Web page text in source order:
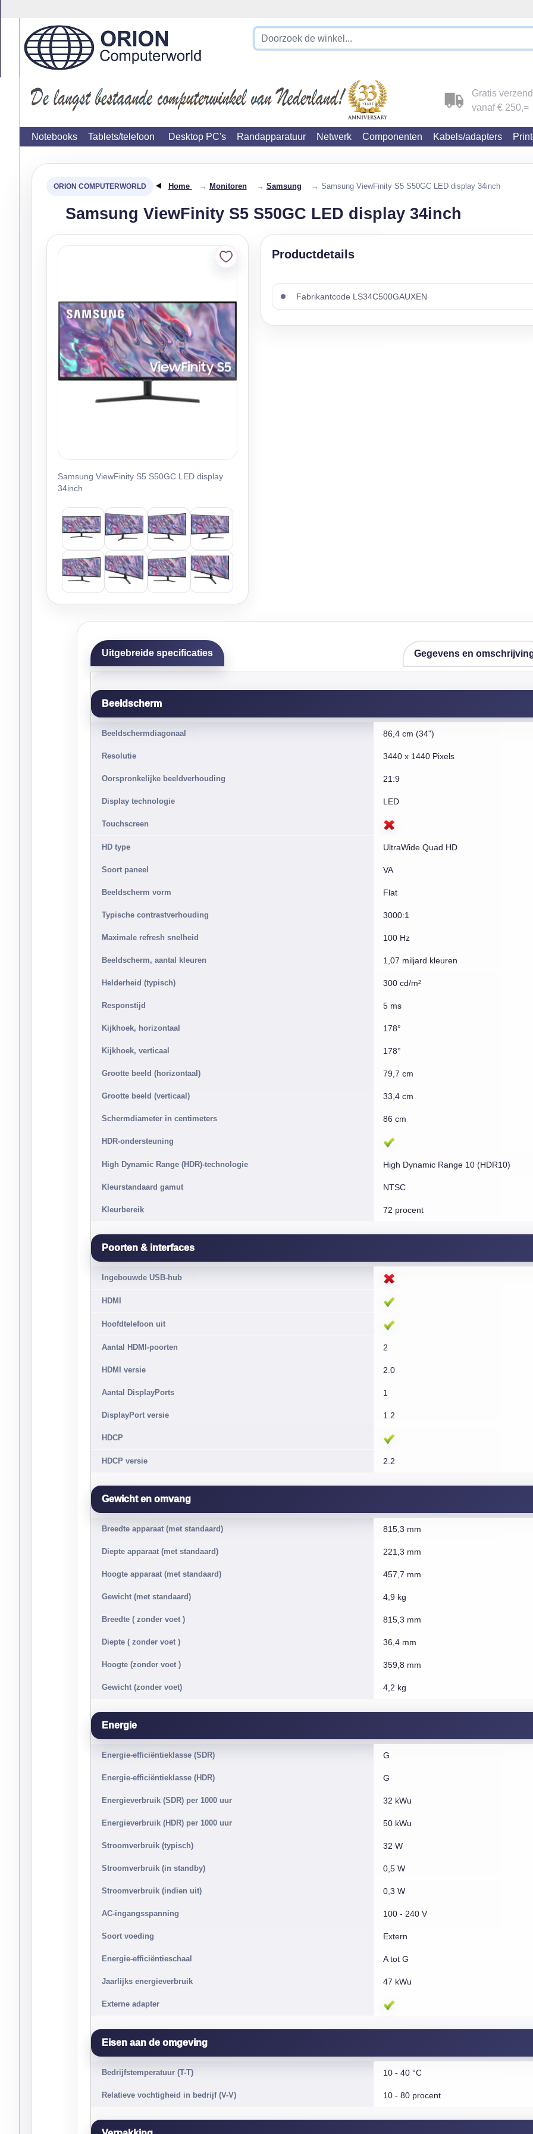
!!!!! LET OP!!! WIJ ZIJN VERHUISD !!!!!
Gratis
vanaf € 250,=
Notebooks Tablets/telefoon Desktop PC's Randapparatuur Netwerk Componenten Kabels/adapters
Home → Monitoren → Samsung → Samsung ViewFinity S5 S50GC LED display 34inch
Samsung ViewFinity S5 S50GC LED display 34inch
Samsung ViewFinity S5 S50GC LED display
34inch
Fabrikantcode LS34C500GAUXEN
Uitgebreide specificaties Gegevens en
Beeldscherm
Beeldschermdiagonaal 86,4 cm (34")
Resolutie 3440 x 1440 Pixels
Oorspronkelijke beeldverhouding 21:9
Display technologie LED
Touchscreen
HD type UltraWide Quad HD
Soort paneel VA
Beeldscherm vorm Flat
Typische contrastverhouding 3000:1
Maximale refresh snelheid 100 Hz
Beeldscherm, aantal kleuren 1,07 miljard kleuren
Helderheid (typisch) 300 cd/m²
Responstijd 5 ms
Kijkhoek, horizontaal 178°
Kijkhoek, verticaal 178°
Grootte beeld (horizontaal) 79,7 cm
Grootte beeld (verticaal) 33,4 cm
Schermdiameter in centimeters 86 cm
HDR-ondersteuning
High Dynamic Range (HDR)-technologie High Dynamic Range 10 (HDR10)
Kleurstandaard gamut NTSC
Kleurbereik 72 procent
Poorten & interfaces
Ingebouwde USB-hub
HDMI
Hoofdtelefoon uit
Aantal HDMI-poorten 2
HDMI versie 2.0
Aantal DisplayPorts 1
DisplayPort versie 1.2
HDCP
HDCP versie 2.2
Gewicht en omvang
Breedte apparaat (met standaard) 815,3 mm
Diepte apparaat (met standaard) 221,3 mm
Hoogte apparaat (met standaard) 457,7 mm
Gewicht (met standaard) 4,9 kg
Breedte ( zonder voet ) 815,3 mm
Diepte ( zonder voet ) 36,4 mm
Hoogte (zonder voet ) 359,8 mm
Gewicht (zonder voet) 4,2 kg
Energie
Energie-efficiëntieklasse (SDR) G
Energie-efficiëntieklasse (HDR) G
Energieverbruik (SDR) per 1000 uur 32 kWu
Energieverbruik (HDR) per 1000 uur 50 kWu
Stroomverbruik (typisch) 32 W
Stroomverbruik (in standby) 0,5 W
Stroomverbruik (indien uit) 0,3 W
AC-ingangsspanning 100 - 240 V
Soort voeding Extern
Energie-efficiëntieschaal A tot G
Jaarlijks energieverbruik 47 kWu
Externe adapter
Eisen aan de omgeving
Bedrijfstemperatuur (T-T) 10 - 40 °C
Relatieve vochtigheid in bedrijf (V-V) 10 - 80 procent